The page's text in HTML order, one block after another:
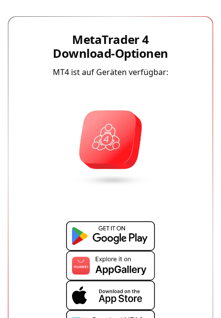
MetaTrader 4
Download-Optionen
MT4 ist auf Geräten verfügbar: